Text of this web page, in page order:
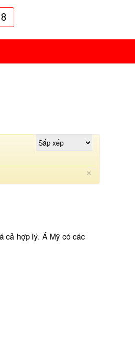
×Close
cả hợp lý. Á Mỹ có các